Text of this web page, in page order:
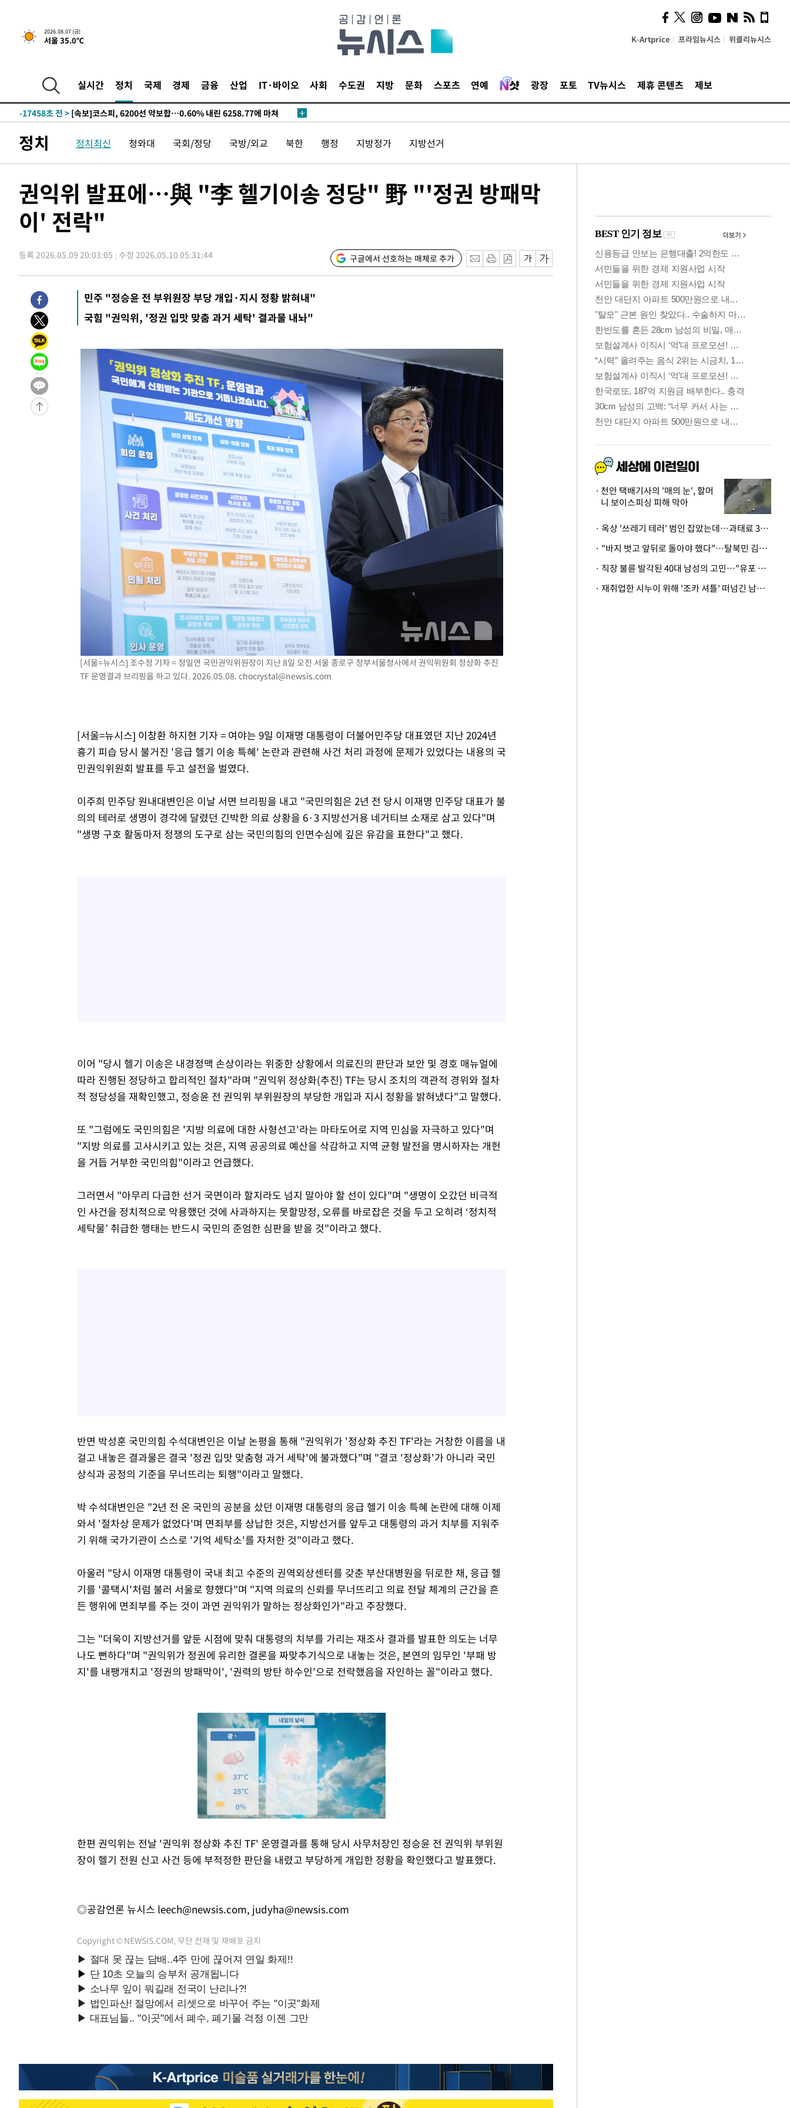
2026.08.07 (금)
서울 35.0℃ K-Artprice 프라임뉴시스 위클리뉴시스
실시간 정치 국제 경제 금융 산업 IT·바이오 사회 수도권 지방 문화 스포츠 연예 광장 포토 TV뉴시스 제휴 콘텐츠 제보
갈 수도
-23356초 전 >낮 최고 37도 찜통더위…곳곳 소나기·강원 많은 비[내일날씨]
-21662초 전 >SK하이닉스, 용인·청주 팹에 54조 투자…"AI 메모리 수요 선제 대
-17771초 전 >
외국인 심판 성 접대 7경기 들여다보니…한국 축구 '5승 2무'
-17505초 전 >
-17458초 전 > [속보]코스피, 6200선 약보합…0.60% 내린 6258.77에 마쳐
-17327초 전 >
[속보] 노원서 40.1도 관측…서울, 2018년 이후 첫 40도
-14417초 전 >[속보]종합특검, '계엄 수용공간 확보' 신용해 前교정본부장 기소
-13261초 전 >11시간 압수수색에 성접대 파문까지…'쑥대밭' 된 축구협회
-12283초 전 >[속보]규제합리화위원회 부위원장에 김태유 서울대 공대 교수…이
병태 후임
-8641초 전 >[속보]국힘 윤리위, '돌려차기 발언' 진종오·서범수 징계 절차 개시
-1126초 전 >[속보]'채상병 순직 책임' 임성근, 항소심도 징역 3년
-992초 전 >[속보]종합특검, '관저이전 봐주기 감사' 유병호 구속기소
40분 전 >
민주 콩고 에볼라환자 4천명 돌파, 4053명 발생 1850명 사망
-25478초 전 >
"낮 기온 소폭 하락"…수도권 폭염중대경보, 폭염경보로 하향
-25442초 전 >
[속보]이 대통령, '호우피해' 안동·의성 관할 4개 면 특별재난지역
선포
-25405초 전 >
갈 수도
-23376초 전 >
낮 최고 37도 찜통더위…곳곳 소나기·강원 많은 비[내일날씨]
-21682초 전 >
SK하이닉스, 용인·청주 팹에 54조 투자…"AI 메모리 수요 선제 대
응"
-18538초 전 >
여자배구 이재영·이다영 자매, 아제르바이잔 투란VC 입단
-17791초 전 >
외국인 심판 성 접대 7경기 들여다보니…한국 축구 '5승 2무'
[속보]코스닥, 2.86포인트(0.36%) 내린 798.81마감
[속보]코스피, 6200선 약보합…0.60% 내린 6258.77에 마쳐
[속보]원·달러 환율, 7.7원 내린 1416.1원 마감
[속보] 노원서 40.1도 관측…서울, 2018년 이후 첫 40도
[속보]종합특검, '계엄 수용공간 확보' 신용해 前교정본부장 기소
외신들도 주목한 韓축구 파문…"국민적 공분에 수사 재개"
11시간 압수수색에 성접대 파문까지…'쑥대밭' 된 축구협회
[속보]규제합리화위원회 부위원장에 김태유 서울대 공대 교수…이
[속보]국힘 윤리위, '돌려차기 발언' 진종오·서범수 징계 절차 개시
[속보] 7월 중국 수출 23.9%↑ 수입 27.5%↑…무역총액 25.3%↑
[속보]'채상병 순직 책임' 임성근, 항소심도 징역 3년
[속보]종합특검, '관저이전 봐주기 감사' 유병호 구속기소
민주 콩고 에볼라환자 4천명 돌파, 4053명 발생 1850명 사망
정치 정치최신 청와대 국회/정당 국방/외교 북한 행정 지방정가 지방선거
권익위 발표에…與 "李 헬기이송 정당" 野 "'정권 방패막
이' 전락"
등록 2026.05.09 20:03:05 수정 2026.05.10 05:31:44 구글에서 선호하는 매체로 추가
민주 "정승윤 전 부위원장 부당 개입·지시 정황 밝혀내"
국힘 "권익위, '정권 입맛 맞춤 과거 세탁' 결과물 내놔"
[서울=뉴시스] 조수정 기자 = 정일연 국민권익위원장이 지난 8일 오전 서울 종로구 정부서울청사에서 권익위원회 정상화 추진
TF 운영결과 브리핑을 하고 있다. 2026.05.08. chocrystal@newsis.com
[서울=뉴시스] 이창환 하지현 기자 = 여야는 9일 이재명 대통령이 더불어민주당 대표였던 지난 2024년
흉기 피습 당시 불거진 '응급 헬기 이송 특혜' 논란과 관련해 사건 처리 과정에 문제가 있었다는 내용의 국
민권익위원회 발표를 두고 설전을 벌였다.
이주희 민주당 원내대변인은 이날 서면 브리핑을 내고 "국민의힘은 2년 전 당시 이재명 민주당 대표가 불
의의 테러로 생명이 경각에 달렸던 긴박한 의료 상황을 6·3 지방선거용 네거티브 소재로 삼고 있다"며
"생명 구호 활동마저 정쟁의 도구로 삼는 국민의힘의 인면수심에 깊은 유감을 표한다"고 했다.
이어 "당시 헬기 이송은 내경정맥 손상이라는 위중한 상황에서 의료진의 판단과 보안 및 경호 매뉴얼에
따라 진행된 정당하고 합리적인 절차"라며 "권익위 정상화(추진) TF는 당시 조치의 객관적 경위와 절차
적 정당성을 재확인했고, 정승윤 전 권익위 부위원장의 부당한 개입과 지시 정황을 밝혀냈다"고 말했다.
또 "그럼에도 국민의힘은 '지방 의료에 대한 사형선고'라는 마타도어로 지역 민심을 자극하고 있다"며
"지방 의료를 고사시키고 있는 것은, 지역 공공의료 예산을 삭감하고 지역 균형 발전을 명시하자는 개헌
을 거듭 거부한 국민의힘"이라고 언급했다.
그러면서 "아무리 다급한 선거 국면이라 할지라도 넘지 말아야 할 선이 있다"며 "생명이 오갔던 비극적
인 사건을 정치적으로 악용했던 것에 사과하지는 못할망정, 오류를 바로잡은 것을 두고 오히려 ‘정치적
세탁물’ 취급한 행태는 반드시 국민의 준엄한 심판을 받을 것"이라고 했다.
반면 박성훈 국민의힘 수석대변인은 이날 논평을 통해 "권익위가 '정상화 추진 TF'라는 거창한 이름을 내
걸고 내놓은 결과물은 결국 '정권 입맛 맞춤형 과거 세탁'에 불과했다"며 "결코 '정상화'가 아니라 국민
상식과 공정의 기준을 무너뜨리는 퇴행"이라고 말했다.
박 수석대변인은 "2년 전 온 국민의 공분을 샀던 이재명 대통령의 응급 헬기 이송 특혜 논란에 대해 이제
와서 '절차상 문제가 없었다'며 면죄부를 상납한 것은, 지방선거를 앞두고 대통령의 과거 치부를 지워주
기 위해 국가기관이 스스로 '기억 세탁소'를 자처한 것"이라고 했다.
아울러 "당시 이재명 대통령이 국내 최고 수준의 권역외상센터를 갖춘 부산대병원을 뒤로한 채, 응급 헬
기를 '콜택시'처럼 불러 서울로 향했다"며 "지역 의료의 신뢰를 무너뜨리고 의료 전달 체계의 근간을 흔
든 행위에 면죄부를 주는 것이 과연 권익위가 말하는 정상화인가"라고 주장했다.
그는 "더욱이 지방선거를 앞둔 시점에 맞춰 대통령의 치부를 가리는 재조사 결과를 발표한 의도는 너무
나도 뻔하다"며 "권익위가 정권에 유리한 결론을 짜맞추기식으로 내놓는 것은, 본연의 임무인 '부패 방
지'를 내팽개치고 '정권의 방패막이', '권력의 방탄 하수인'으로 전락했음을 자인하는 꼴"이라고 했다.
Mute
한편 권익위는 전날 '권익위 정상화 추진 TF' 운영결과를 통해 당시 사무처장인 정승윤 전 권익위 부위원
장이 헬기 전원 신고 사건 등에 부적정한 판단을 내렸고 부당하게 개입한 정황을 확인했다고 발표했다.
◎공감언론 뉴시스 leech@newsis.com, judyha@newsis.com
Copyright © NEWSIS.COM, 무단 전재 및 재배포 금지
시, 스마트폰 액세서리에
NFC 더했다
천안 택배기사의 '매의 눈', 할머
니 보이스피싱 피해 막아
· 옥상 '쓰레기 테러' 범인 잡았는데…과태료 3만원 처분에 숙박업주 허탈
· "바지 벗고 앞뒤로 돌아야 했다"…탈북민 김서아, 기쁨조 검사 수치심 회상
· 직장 불륜 발각된 40대 남성의 고민…"유포 동료 명예훼손·협박죄 고소 가능할까"
· 재취업한 시누이 위해 '조카 셔틀' 떠넘긴 남편…아내 "난 못한다"